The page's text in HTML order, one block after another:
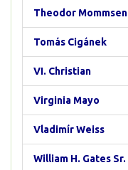
Theodor Mommsen
Tomás Cigánek
VI. Christian
Virginia Mayo
Vladimír Weiss
William H. Gates Sr.